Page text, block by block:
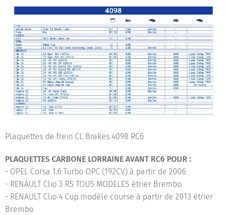
Plaquettes de frein CL Brakes 4098 RC6
PLAQUETTES CARBONE LORRAINE AVANT RC6 POUR :
- OPEL Corsa 1.6 Turbo OPC (192CV) à partir de 2006
- RENAULT Clio 3 RS TOUS MODELES étrier Brembo
- RENAULT Clio 4 Cup modèle course à partir de 2013 étrier
Brembo